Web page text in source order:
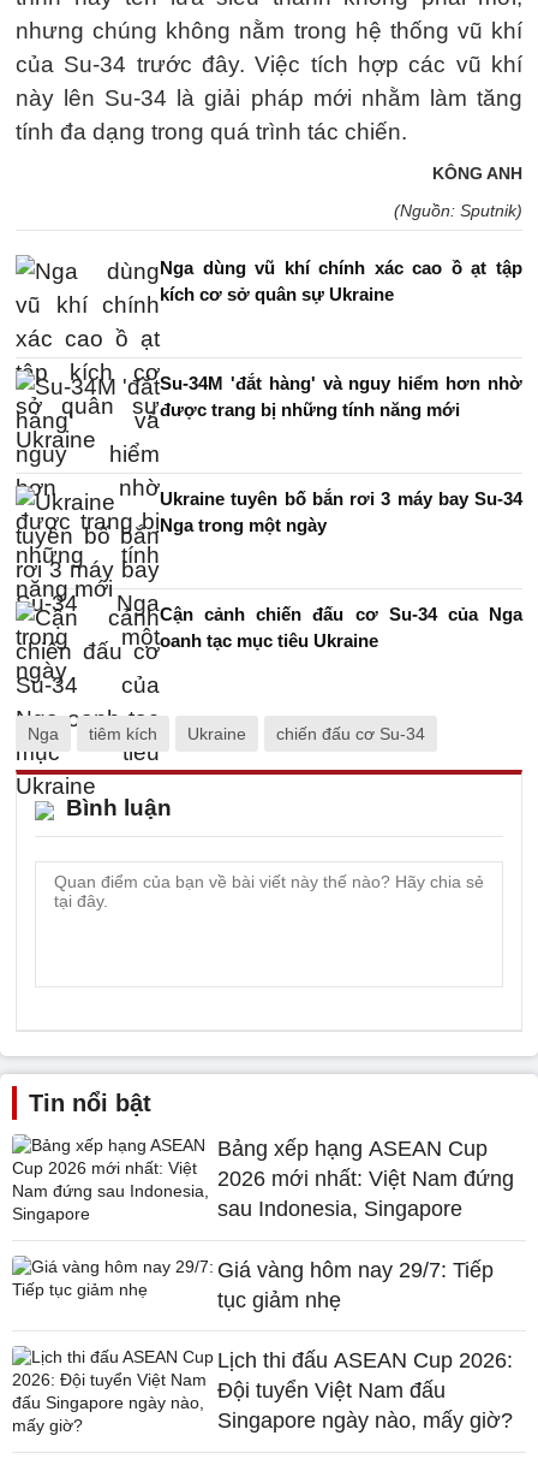
nhưng chúng không nằm trong hệ thống vũ khí
của Su-34 trước đây. Việc tích hợp các vũ khí
này lên Su-34 là giải pháp mới nhằm làm tăng
tính đa dạng trong quá trình tác chiến.
KÔNG ANH
(Nguồn: Sputnik)
Nga dùng vũ khí chính xác cao ồ ạt tập
kích cơ sở quân sự Ukraine
Su-34M 'đắt hàng' và nguy hiểm hơn nhờ
được trang bị những tính năng mới
Ukraine tuyên bố bắn rơi 3 máy bay Su-34
Nga trong một ngày
Cận cảnh chiến đấu cơ Su-34 của Nga
oanh tạc mục tiêu Ukraine
Nga tiêm kích Ukraine chiến đấu cơ Su-34
Bình luận
Tin nổi bật
Bảng xếp hạng ASEAN Cup
2026 mới nhất: Việt Nam đứng
sau Indonesia, Singapore
Giá vàng hôm nay 29/7: Tiếp
tục giảm nhẹ
Lịch thi đấu ASEAN Cup 2026:
Đội tuyển Việt Nam đấu
Singapore ngày nào, mấy giờ?